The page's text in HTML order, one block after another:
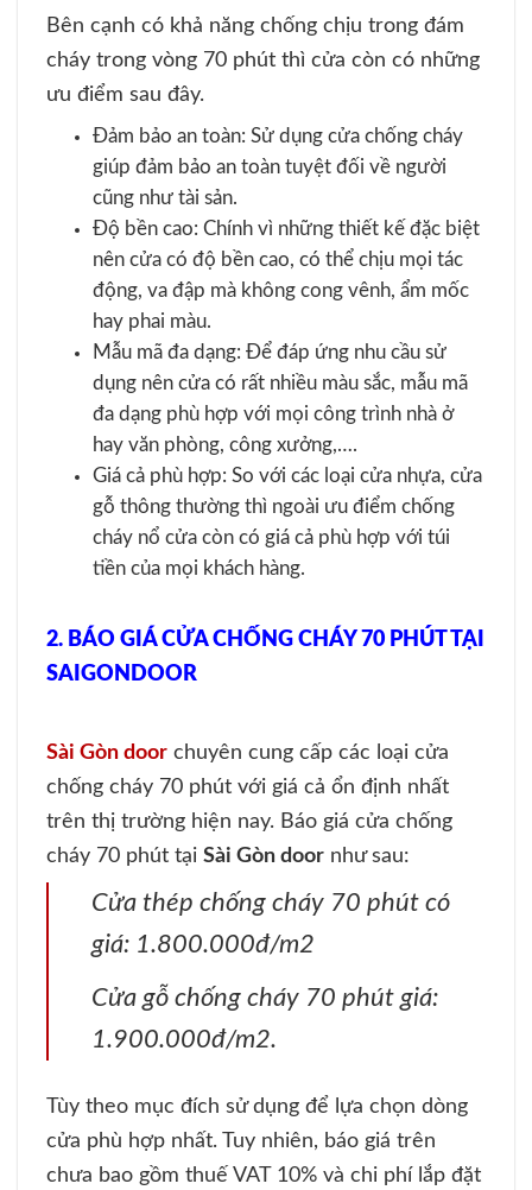
Bên cạnh có khả năng chống chịu trong đám
cháy trong vòng 70 phút thì cửa còn có những
ưu điểm sau đây.
Đảm bảo an toàn: Sử dụng cửa chống cháy
giúp đảm bảo an toàn tuyệt đối về người
cũng như tài sản.
Độ bền cao: Chính vì những thiết kế đặc biệt
nên cửa có độ bền cao, có thể chịu mọi tác
động, va đập mà không cong vênh, ẩm mốc
hay phai màu.
Mẫu mã đa dạng: Để đáp ứng nhu cầu sử
dụng nên cửa có rất nhiều màu sắc, mẫu mã
đa dạng phù hợp với mọi công trình nhà ở
hay văn phòng, công xưởng,….
Giá cả phù hợp: So với các loại cửa nhựa, cửa
gỗ thông thường thì ngoài ưu điểm chống
cháy nổ cửa còn có giá cả phù hợp với túi
tiền của mọi khách hàng.
2. BÁO GIÁ CỬA CHỐNG CHÁY 70 PHÚT TẠI
SAIGONDOOR
Sài Gòn door chuyên cung cấp các loại cửa
chống cháy 70 phút với giá cả ổn định nhất
trên thị trường hiện nay. Báo giá cửa chống
cháy 70 phút tại Sài Gòn door như sau:
Cửa thép chống cháy 70 phút có
giá: 1.800.000đ/m2
Cửa gỗ chống cháy 70 phút giá:
1.900.000đ/m2.
Tùy theo mục đích sử dụng để lựa chọn dòng
cửa phù hợp nhất. Tuy nhiên, báo giá trên
chưa bao gồm thuế VAT 10% và chi phí lắp đặt